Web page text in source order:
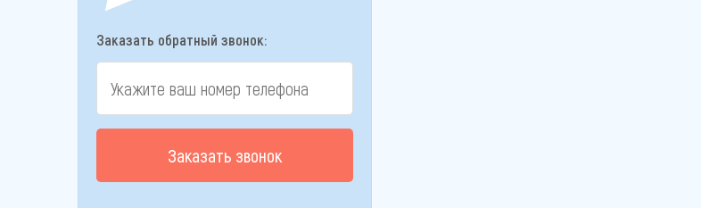
Заказать обратный звонок:
Заказать звонок